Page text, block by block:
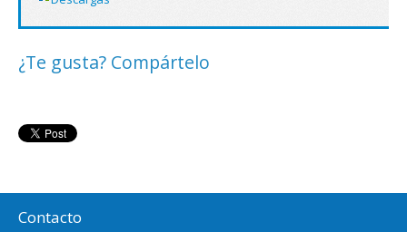
¿Te gusta? Compártelo
Contacto